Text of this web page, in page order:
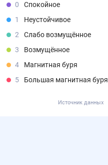
0
Спокойное
1
Неустойчивое
2
Слабо возмущённое
3
Возмущённое
4
Магнитная буря
5
Большая магнитная буря
Источник данных